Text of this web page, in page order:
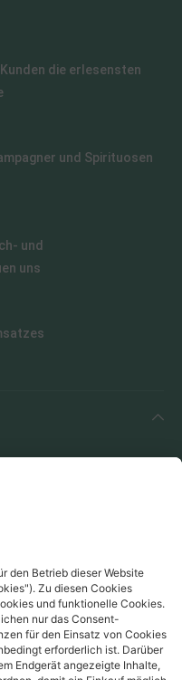
die erlesensten
und Spirituosen
und
uns